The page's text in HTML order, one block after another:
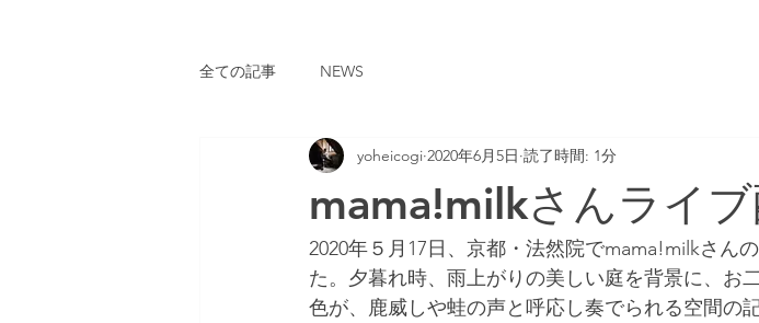
全ての記事 NEWS
mama!milkさんライ
yoheicogi 2020年6月5日 読了時間: 1分
2020年５月17日、京都・法然院でmama!milkさん
た。夕暮れ時、雨上がりの美しい庭を背景に、お
色が、鹿威しや蛙の声と呼応し奏でられる空間の記